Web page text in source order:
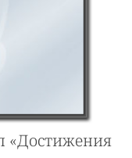
«Достижения